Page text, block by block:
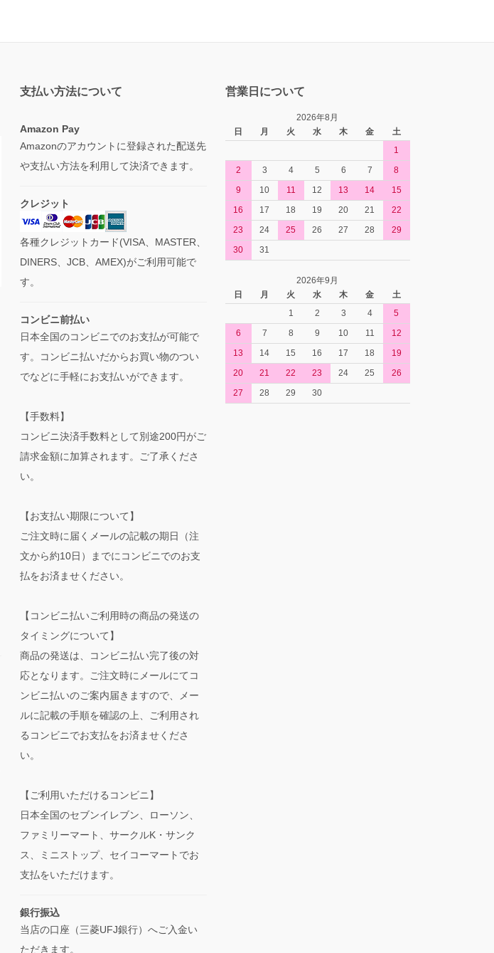
支払い方法について
Amazon Pay
Amazonのアカウントに登録された配送先
や支払い方法を利用して決済できます。
クレジット
各種クレジットカード(VISA、MASTER、
DINERS、JCB、AMEX)がご利用可能で
す。
コンビニ前払い
日本全国のコンビニでのお支払が可能で
す。コンビニ払いだからお買い物のつい
でなどに手軽にお支払いができます。
【手数料】
コンビニ決済手数料として別途200円がご
請求金額に加算されます。ご了承くださ
い。
【お支払い期限について】
ご注文時に届くメールの記載の期日（注
文から約10日）までにコンビニでのお支
払をお済ませください。
【コンビニ払いご利用時の商品の発送の
タイミングについて】
商品の発送は、コンビニ払い完了後の対
応となります。ご注文時にメールにてコ
ンビニ払いのご案内届きますので、メー
ルに記載の手順を確認の上、ご利用され
るコンビニでお支払をお済ませくださ
い。
【ご利用いただけるコンビニ】
日本全国のセブンイレブン、ローソン、
ファミリーマート、サークルK・サンク
ス、ミニストップ、セイコーマートでお
支払をいただけます。
銀行振込
当店の口座（三菱UFJ銀行）へご入金い
ただきます。
営業日について
2026年8月
日
月 火 水 木 金
土
1
2
3 4 5 6 7
8
9
10 11 12 13 14
15
16
17 18 19 20 21
22
23
24 25 26 27 28
29
30
31
2026年9月
日
月 火 水 木 金
土
1
2 3 4
5
6
7 8 9 10 11
12
13
14 15 16 17 18
19
20
21 22 23 24 25
26
27
28 29 30